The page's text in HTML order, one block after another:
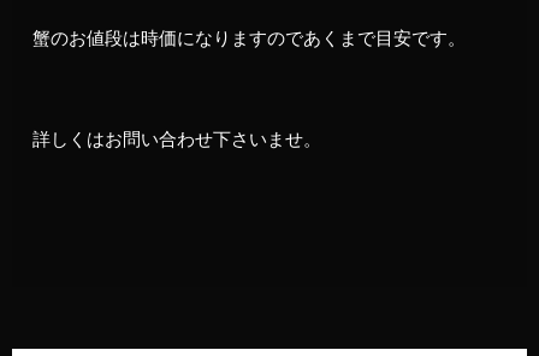
蟹のお値段は時価になりますのであくまで目安です。
詳しくはお問い合わせ下さいませ。